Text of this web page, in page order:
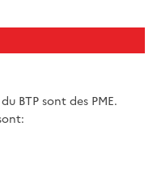
BTP sont des PME.